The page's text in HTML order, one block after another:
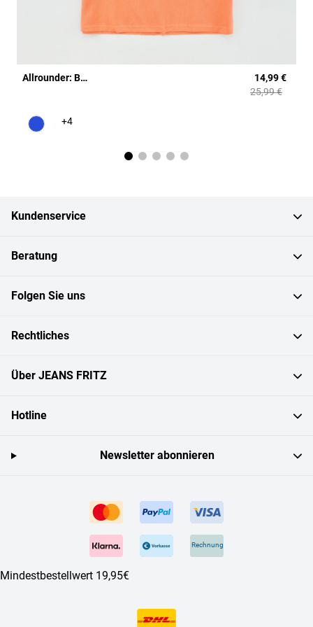
Allrounder: Basic-Poloshirt
14,99 €
25,99 €
Farbe
blau +4
Kundenservice
Beratung
Folgen Sie uns
Rechtliches
Über JEANS FRITZ
Hotline
Rechnung
Mindestbestellwert 19,95€
Newsletter abonnieren